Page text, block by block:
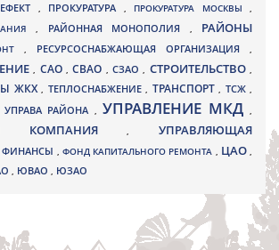
, ПРОКУРАТУРА , ПРОКУРАТУРА МОСКВЫ ,
, РАЙОННАЯ МОНОПОЛИЯ , РАЙОНЫ
, РЕСУРСОСНАБЖАЮЩАЯ ОРГАНИЗАЦИЯ ,
, САО,СВАО ,СЗАО, СТРОИТЕЛЬСТВО,
ЖКХ , ТЕПЛОСНАБЖЕНИЕ , ТРАНСПОРТ , ТСЖ ,
УПРАВА РАЙОНА , УПРАВЛЕНИЕ МКД ,
КОМПАНИЯ,УПРАВЛЯЮЩАЯ
ФИНАНСЫ , ФОНД КАПИТАЛЬНОГО РЕМОНТА , ЦАО,
, ЮВАО , ЮЗАО